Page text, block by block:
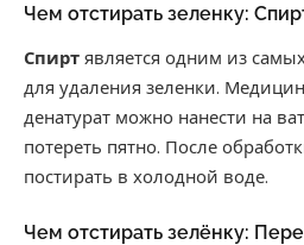
Чем отстирать зеленку:
Спиртявляется одним из
для удаления зеленки.
денатурат можно нанести на
потереть пятно. После
постирать в холодной воде.
Чем отстирать зелёнку: